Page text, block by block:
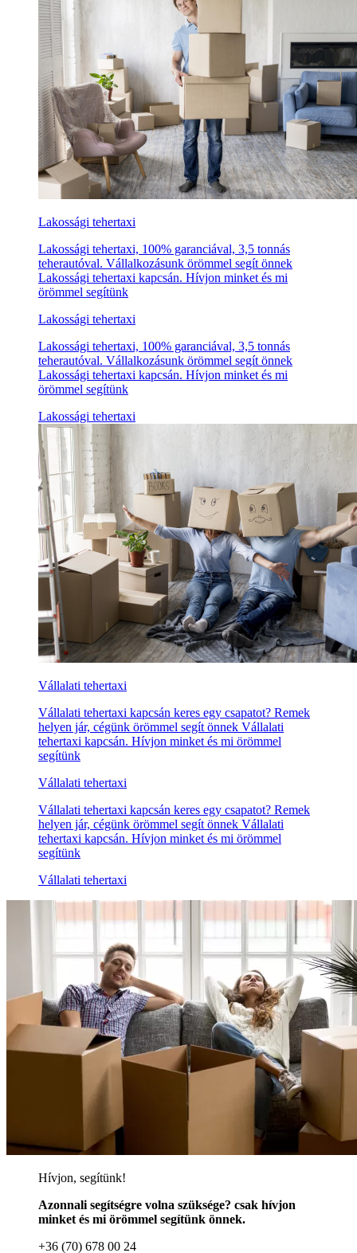
Lakossági tehertaxi
Lakossági tehertaxi, 100% garanciával, 3,5 tonnás
teherautóval. Vállalkozásunk örömmel segít önnek
Lakossági tehertaxi kapcsán. Hívjon minket és mi
örömmel segítünk
Lakossági tehertaxi
Lakossági tehertaxi, 100% garanciával, 3,5 tonnás
teherautóval. Vállalkozásunk örömmel segít önnek
Lakossági tehertaxi kapcsán. Hívjon minket és mi
örömmel segítünk
Lakossági tehertaxi
Vállalati tehertaxi
Vállalati tehertaxi kapcsán keres egy csapatot? Remek
helyen jár, cégünk örömmel segít önnek Vállalati
tehertaxi kapcsán. Hívjon minket és mi örömmel
segítünk
Vállalati tehertaxi
Vállalati tehertaxi kapcsán keres egy csapatot? Remek
helyen jár, cégünk örömmel segít önnek Vállalati
tehertaxi kapcsán. Hívjon minket és mi örömmel
segítünk
Vállalati tehertaxi
Hívjon, segítünk!
Azonnali segítségre volna szüksége? csak hívjon
minket és mi örömmel segítünk önnek.
+36 (70) 678 00 24